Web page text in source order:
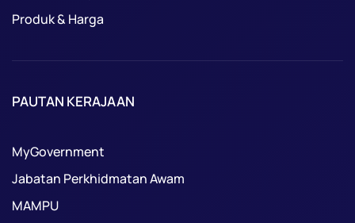
Produk & Harga
PAUTAN KERAJAAN
MyGovernment
Jabatan Perkhidmatan Awam
MAMPU